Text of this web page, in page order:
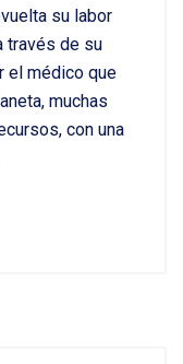
su labor
través de su
el médico que
muchas
con una